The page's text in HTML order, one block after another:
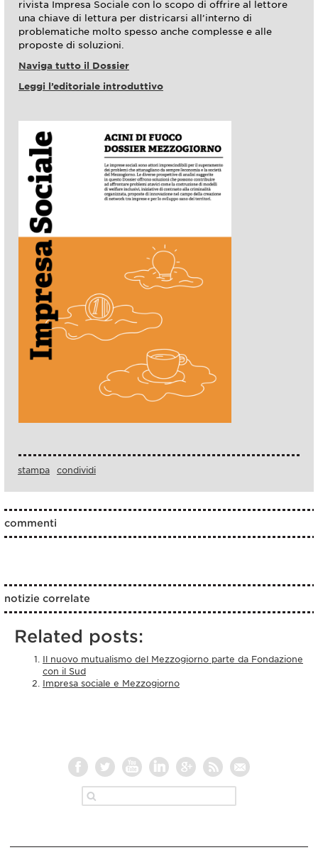
rivista Impresa Sociale con lo scopo di offrire al lettore
una chiave di lettura per districarsi all’interno di
problematiche molto spesso anche complesse e alle
proposte di soluzioni.
Naviga tutto il Dossier
Leggi l’editoriale introduttivo
stampa condividi
commenti
notizie correlate
Related posts:
Il nuovo mutualismo del Mezzogiorno parte da Fondazione
con il Sud
Impresa sociale e Mezzogiorno